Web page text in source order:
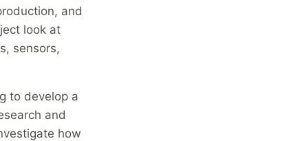
and
look at
sensors,
to develop a
and
how